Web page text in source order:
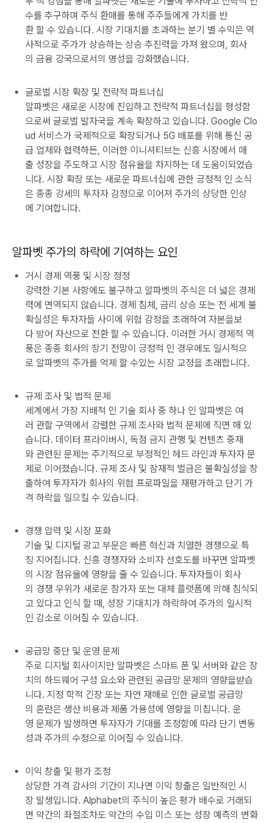
수를 추구하며 주식 환매를 통해 주주들에게 가치를 반
환 할 수 있습니다. 시장 기대치를 초과하는 분기 별 수익은 역
사적으로 주가가 상승하는 상승 추진력을 가져 왔으며, 회사
의 금융 강국으로서의 명성을 강화했습니다.
글로벌 시장 확장 및 전략적 파트너십
알파벳은 새로운 시장에 진입하고 전략적 파트너십을 형성함
으로써 글로벌 발자국을 계속 확장하고 있습니다. Google Clo
ud 서비스가 국제적으로 확장되거나 5G 배포를 위해 통신 공
급 업체와 협력하든, 이러한 이니셔티브는 신흥 시장에서 매
출 성장을 주도하고 시장 점유율을 차지하는 데 도움이되었습
니다. 시장 확장 또는 새로운 파트너십에 관한 긍정적 인 소식
은 종종 강세의 투자자 감정으로 이어져 주가의 상당한 인상
에 기여합니다.
알파벳 주가의 하락에 기여하는 요인
거시 경제 역풍 및 시장 정정
강력한 기본 사항에도 불구하고 알파벳의 주식은 더 넓은 경제
력에 면역되지 않습니다. 경제 침체, 금리 상승 또는 전 세계 불
확실성은 투자자들 사이에 위험 감정을 초래하여 자본을보
다 방어 자산으로 전환 할 수 있습니다. 이러한 거시 경제적 역
풍은 종종 회사의 장기 전망이 긍정적 인 경우에도 일시적으
로 알파벳의 주가를 억제 할 수있는 시장 교정을 초래합니다.
규제 조사 및 법적 문제
세계에서 가장 지배적 인 기술 회사 중 하나 인 알파벳은 여
러 관할 구역에서 강렬한 규제 조사와 법적 문제에 직면 해 있
습니다. 데이터 프라이버시, 독점 금지 관행 및 컨텐츠 중재
와 관련된 문제는 주기적으로 부정적인 헤드 라인과 투자자 문
제로 이어졌습니다. 규제 조사 및 잠재적 벌금은 불확실성을 창
출하여 투자자가 회사의 위험 프로파일을 재평가하고 단기 가
격 하락을 일으킬 수 있습니다.
경쟁 압력 및 시장 포화
기술 및 디지털 광고 부문은 빠른 혁신과 치열한 경쟁으로 특
징 지어집니다. 신흥 경쟁자와 소비자 선호도를 바꾸면 알파벳
의 시장 점유율에 영향을 줄 수 있습니다. 투자자들이 회사
의 경쟁 우위가 새로운 참가자 또는 대체 플랫폼에 의해 침식되
고 있다고 인식 할 때, 성장 기대치가 하락하여 주가의 일시적
인 감소로 이어질 수 있습니다.
공급망 중단 및 운영 문제
주로 디지털 회사이지만 알파벳은 스마트 폰 및 서버와 같은 장
치의 하드웨어 구성 요소와 관련된 공급망 문제의 영향을받습
니다. 지정 학적 긴장 또는 자연 재해로 인한 글로벌 공급망
의 혼란은 생산 비용과 제품 가용성에 영향을 미칩니다. 운
영 문제가 발생하면 투자자가 기대를 조정함에 따라 단기 변동
성과 주가의 수정으로 이어질 수 있습니다.
이익 창출 및 평가 조정
상당한 가격 감사의 기간이 지나면 이익 창출은 일반적인 시
장 발생입니다. Alphabet의 주식이 높은 평가 배수로 거래되
면 약간의 좌절조차도 약간의 수입 미스 또는 성장 예측의 변화